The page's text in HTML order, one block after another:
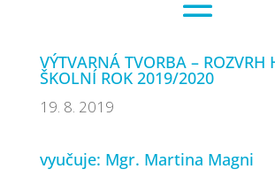
VÝTVARNÁ TVORBA –
ŠKOLNÍ ROK 2019/2020
19. 8. 2019
vyučuje: Mgr. Martina Magni